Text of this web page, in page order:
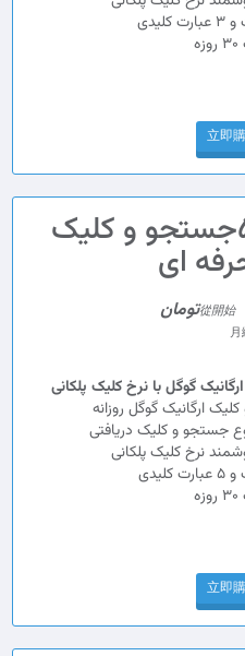
بسته طلایی 500جستجو و کلیک
ای
從開始
月
نرخ کلیک پلکانی